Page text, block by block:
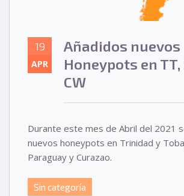
19
APR
Añadidos nuevos
Honeypots en TT,
CW
Durante este mes de Abril del 2021
nuevos honeypots en Trinidad y
Paraguay y Curazao.
Sin categoría